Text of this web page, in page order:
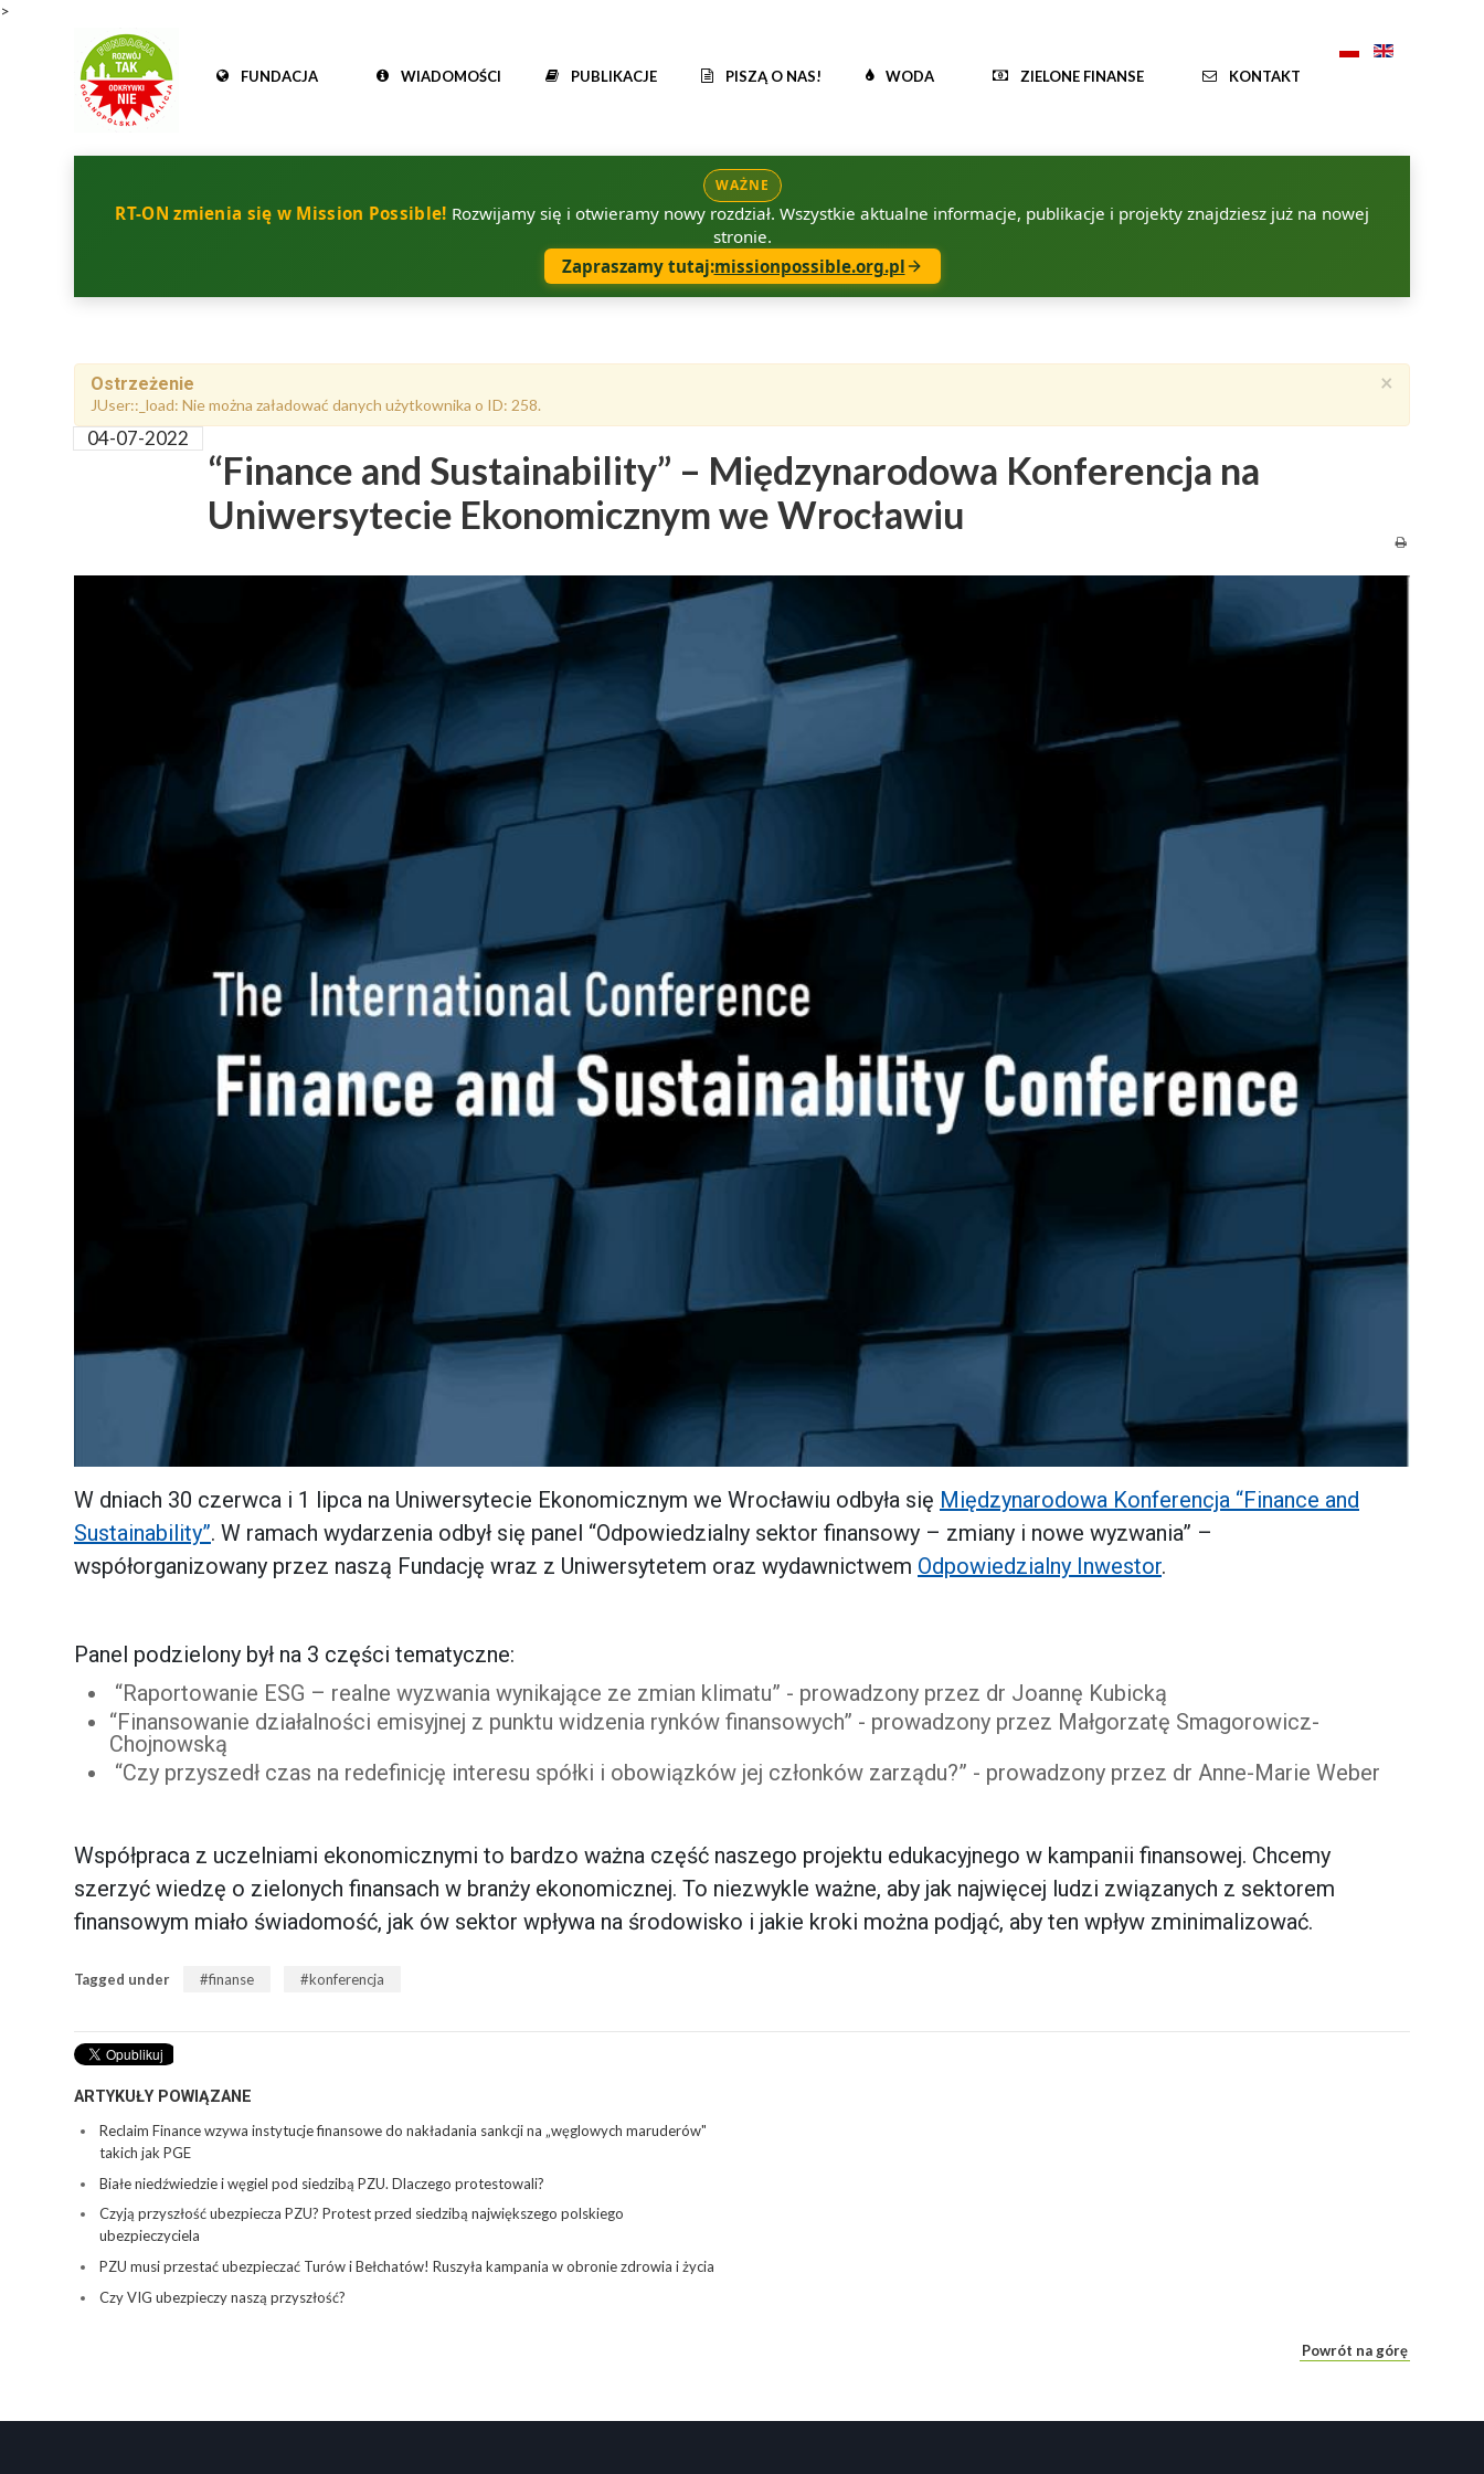
>
FUNDACJA WIADOMOŚCI PUBLIKACJE PISZĄ O NAS! WODA ZIELONE FINANSE KONTAKT
WAŻNE
RT-ON zmienia się w Mission Possible! Rozwijamy się i otwieramy nowy rozdział. Wszystkie aktualne informacje, publikacje i projekty znajdziesz już na nowej
stronie.
Zapraszamy tutaj:missionpossible.org.pl
×
Ostrzeżenie
JUser::_load: Nie można załadować danych użytkownika o ID: 258.
04-07-2022
“Finance and Sustainability” – Międzynarodowa Konferencja na
Uniwersytecie Ekonomicznym we Wrocławiu
W dniach 30 czerwca i 1 lipca na Uniwersytecie Ekonomicznym we Wrocławiu odbyła się Międzynarodowa Konferencja “Finance and
Sustainability”. W ramach wydarzenia odbył się panel “Odpowiedzialny sektor finansowy – zmiany i nowe wyzwania” –
współorganizowany przez naszą Fundację wraz z Uniwersytetem oraz wydawnictwem Odpowiedzialny Inwestor.
Panel podzielony był na 3 części tematyczne:
“Raportowanie ESG – realne wyzwania wynikające ze zmian klimatu” - prowadzony przez dr Joannę Kubicką
“Finansowanie działalności emisyjnej z punktu widzenia rynków finansowych” - prowadzony przez Małgorzatę Smagorowicz-
Chojnowską
“Czy przyszedł czas na redefinicję interesu spółki i obowiązków jej członków zarządu?” - prowadzony przez dr Anne-Marie Weber
Współpraca z uczelniami ekonomicznymi to bardzo ważna część naszego projektu edukacyjnego w kampanii finansowej. Chcemy
szerzyć wiedzę o zielonych finansach w branży ekonomicznej. To niezwykle ważne, aby jak najwięcej ludzi związanych z sektorem
finansowym miało świadomość, jak ów sektor wpływa na środowisko i jakie kroki można podjąć, aby ten wpływ zminimalizować.
Tagged under finanse konferencja
ARTYKUŁY POWIĄZANE
Reclaim Finance wzywa instytucje finansowe do nakładania sankcji na „węglowych maruderów"
takich jak PGE
Białe niedźwiedzie i węgiel pod siedzibą PZU. Dlaczego protestowali?
Czyją przyszłość ubezpiecza PZU? Protest przed siedzibą największego polskiego
ubezpieczyciela
PZU musi przestać ubezpieczać Turów i Bełchatów! Ruszyła kampania w obronie zdrowia i życia
Czy VIG ubezpieczy naszą przyszłość?
Powrót na górę